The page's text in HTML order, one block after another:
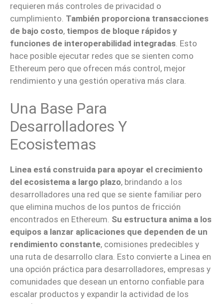
requieren más controles de privacidad o
cumplimiento. También proporciona transacciones
de bajo costo, tiempos de bloque rápidos y
funciones de interoperabilidad integradas . Esto
hace posible ejecutar redes que se sienten como
Ethereum pero que ofrecen más control, mejor
rendimiento y una gestión operativa más clara.
Una Base Para
Desarrolladores Y
Ecosistemas
Linea está construida para apoyar el crecimiento
del ecosistema a largo plazo, brindando a los
desarrolladores una red que se siente familiar pero
que elimina muchos de los puntos de fricción
encontrados en Ethereum. Su estructura anima a los
equipos a lanzar aplicaciones que dependen de un
rendimiento constante, comisiones predecibles y
una ruta de desarrollo clara. Esto convierte a Linea en
una opción práctica para desarrolladores, empresas y
comunidades que desean un entorno confiable para
escalar productos y expandir la actividad de los